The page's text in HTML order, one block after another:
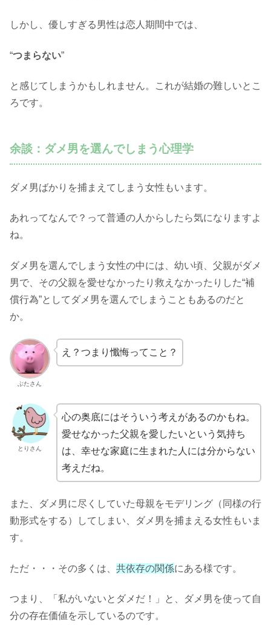
しかし、優しすぎる男性は恋人期間中では、
“つまらない”
と感じてしまうかもしれません。これが結婚の難しいとこ
ろです。
余談：ダメ男を選んでしまう心理学
ダメ男ばかりを捕まえてしまう女性もいます。
あれってなんで？って普通の人からしたら気になりますよ
ね。
ダメ男を選んでしまう女性の中には、幼い頃、父親がダメ
男で、その父親を愛せなかったり救えなかったりした“補
償行為”としてダメ男を選んでしまうこともあるのだと
か。
ぶたさん
え？つまり懺悔ってこと？
とりさん
心の奥底にはそういう考えがあるのかもね。
愛せなかった父親を愛したいという気持ち
は、幸せな家庭に生まれた人には分からない
考えだね。
また、ダメ男に尽くしていた母親をモデリング（同様の行
動形式をする）してしまい、ダメ男を捕まえる女性もいま
す。
ただ・・・その多くは、 共依存の関係にある様です。
つまり、「私がいないとダメだ！」と、ダメ男を使って自
分の存在価値を示しているのです。